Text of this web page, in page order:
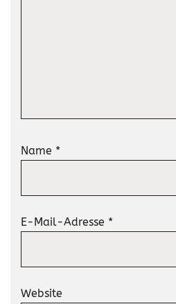
Name *
E-Mail-Adresse *
Website